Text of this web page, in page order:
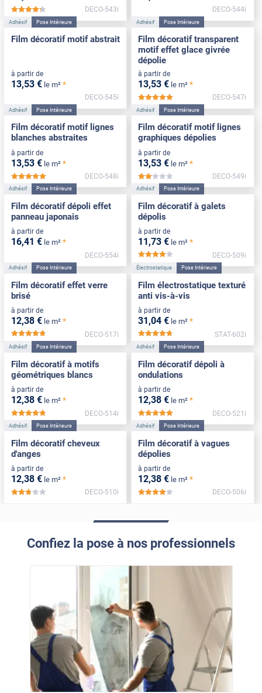
*****
DECO-543i DECO-544i
Adhésif Pose Intérieure
Film décoratif motif abstrait
à partir de
13,53 € le m² *
DECO-545i
Adhésif Pose Intérieure
Film décoratif transparent
motif effet glace givrée
dépolie
à partir de
13,53 € le m² *
DECO-547i
Adhésif Pose Intérieure
Film décoratif motif lignes
blanches abstraites
à partir de
13,53 € le m² *
*****
DECO-548i
Adhésif Pose Intérieure
Film décoratif motif lignes
graphiques dépolies
à partir de
13,53 € le m² *
*****
DECO-549i
Adhésif Pose Intérieure
Film décoratif dépoli effet
panneau japonais
à partir de
16,41 € le m² *
DECO-554i
Adhésif Pose Intérieure
Film décoratif à galets
dépolis
à partir de
11 ,73 € le m² *
*****
DECO-509i
Adhésif Pose Intérieure
Film décoratif effet verre
brisé
à partir de
12,38 € le m² *
*****
DECO-517i
Électrostatique Pose Intérieure
Film électrostatique texturé
anti vis-à-vis
à partir de
31 ,04 € le m² *
*****
STAT-602i
Adhésif Pose Intérieure
Film décoratif à motifs
géométriques blancs
à partir de
12,38 € le m² *
*****
DECO-514i
Adhésif Pose Intérieure
Film décoratif dépoli à
ondulations
à partir de
12,38 € le m² *
DECO-521i
Adhésif Pose Intérieure
Film décoratif cheveux
d'anges
à partir de
12,38 € le m² *
*****
DECO-510i
Adhésif Pose Intérieure
Film décoratif à vagues
dépolies
à partir de
12,38 € le m² *
*****
DECO-506i
Confiez la pose à nos professionnels